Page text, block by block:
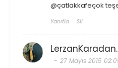
@çatlakkafeçok
Yanıtla Sil
27 Mayıs 2015